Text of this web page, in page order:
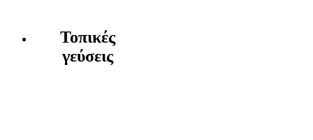
Τοπικές
γεύσεις